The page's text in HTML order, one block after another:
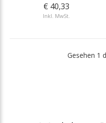
€ 40,33
Inkl. MwSt.
Gesehen 1